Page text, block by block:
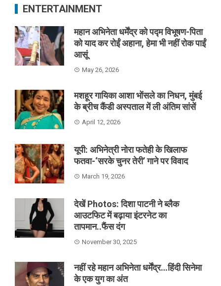
ENTERTAINMENT
महान अभिनेता धर्मेंद्र को पद्म विभूषण-पिता
को याद कर रोईं अहाना, हेमा भी नहीं रोक पाईं
आसूं
May 26, 2026
मशहूर गायिका आशा भोंसले का निधन, मुंबई
के ब्रीच कैंडी अस्पताल में ली अंतिम सांसें
April 12, 2026
यूपी: अभिनेत्री नोरा फतेही के खिलाफ
फतवा-‘सरके चुनर तेरी’ गाने पर विवाद
March 19, 2026
देखें Photos: दिशा पाटनी ने ब्लैक
आउटफिट में बढ़ाया इंटरनेट का
तापमान..फैंस दंग
November 30, 2025
नहीं रहे महान अभिनेता धर्मेंद्र…हिंदी सिनेमा
के एक युग का अंत